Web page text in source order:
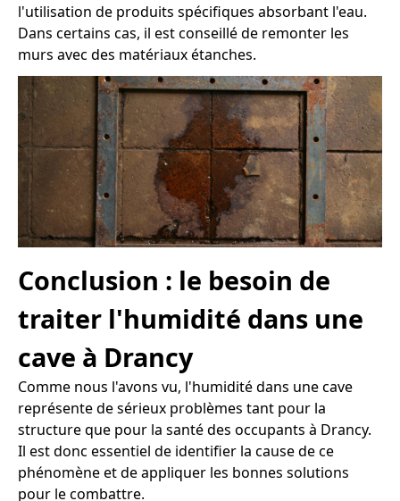
l'utilisation de produits spécifiques absorbant l'eau.
Dans certains cas, il est conseillé de remonter les
murs avec des matériaux étanches.
Conclusion : le besoin de
traiter l'humidité dans une
cave à Drancy
Comme nous l'avons vu, l'humidité dans une cave
représente de sérieux problèmes tant pour la
structure que pour la santé des occupants à Drancy.
Il est donc essentiel de identifier la cause de ce
phénomène et de appliquer les bonnes solutions
pour le combattre.